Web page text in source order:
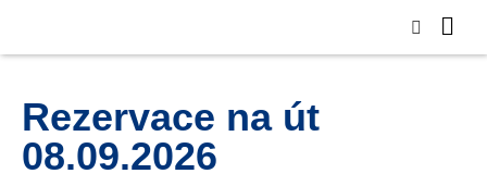
Rezervace na út
08.09.2026